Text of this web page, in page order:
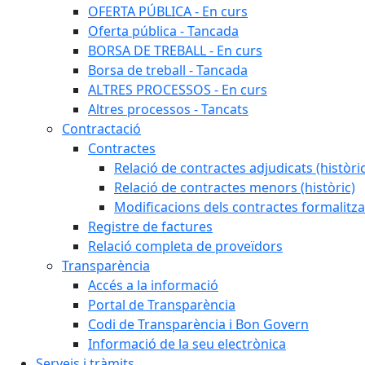
OFERTA PÚBLICA - En curs
Oferta pública - Tancada
BORSA DE TREBALL - En curs
Borsa de treball - Tancada
ALTRES PROCESSOS - En curs
Altres processos - Tancats
Contractació
Contractes
Relació de contractes adjudicats
Relació de contractes menors (històric)
Modificacions dels contractes
Registre de factures
Relació completa de proveïdors
Transparència
Accés a la informació
Portal de Transparència
Codi de Transparència i Bon Govern
Informació de la seu electrònica